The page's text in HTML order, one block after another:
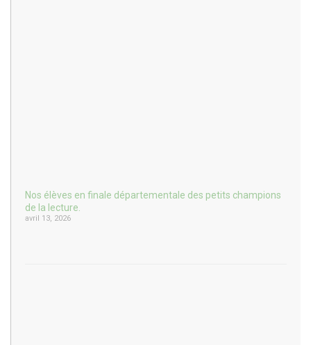
Nos élèves en finale départementale des petits champions
de la lecture.
avril 13, 2026